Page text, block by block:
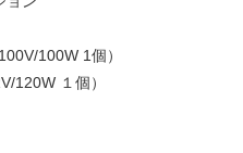
100W 1個）
120W １個）